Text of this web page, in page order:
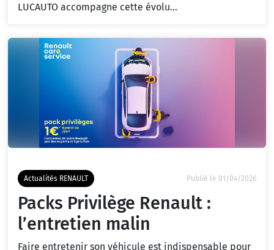
LUCAUTO accompagne cette évolu...
Actualités RENAULT Publié le 01/04/2026
Packs Privilège Renault :
l’entretien malin
Faire entretenir son véhicule est indispensable pour